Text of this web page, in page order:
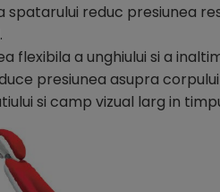
spatarului reduc presiunea
flexibila a unghiului si a
presiunea asupra
si camp vizual larg in